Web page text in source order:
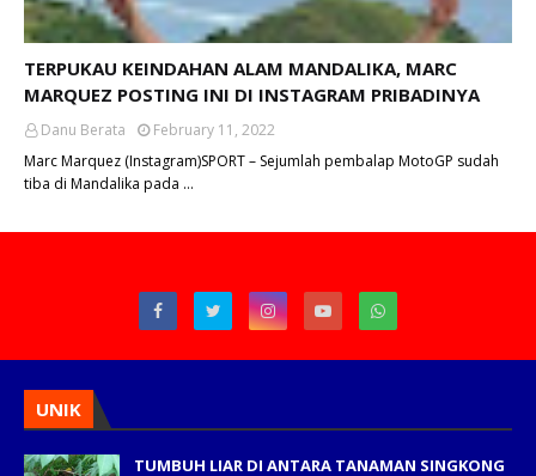
TERPUKAU KEINDAHAN ALAM MANDALIKA, MARC
MARQUEZ POSTING INI DI INSTAGRAM PRIBADINYA
Danu Berata
February 11, 2022
Marc Marquez (Instagram)SPORT – Sejumlah pembalap MotoGP sudah
tiba di Mandalika pada …
UNIK
TUMBUH LIAR DI ANTARA TANAMAN SINGKONG